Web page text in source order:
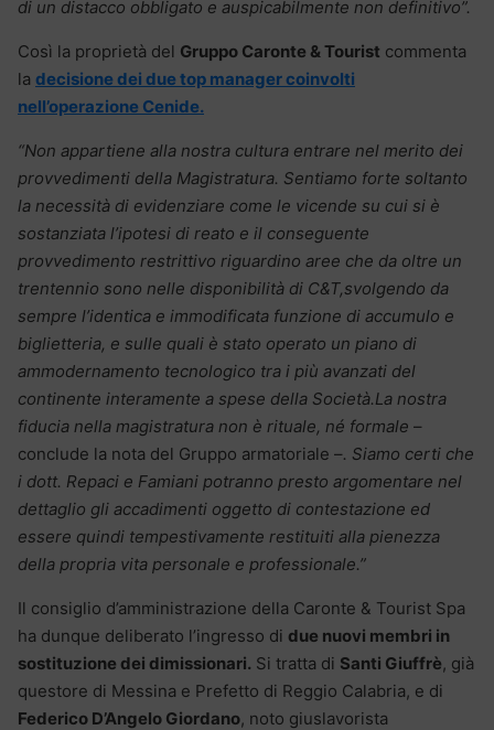
di un distacco obbligato e auspicabilmente non definitivo”.
Così la proprietà del Gruppo Caronte & Tourist commenta
la decisione dei due top manager coinvolti
nell’operazione Cenide.
“Non appartiene alla nostra cultura entrare nel merito dei
provvedimenti della Magistratura. Sentiamo forte soltanto
la necessità di evidenziare come le vicende su cui si è
sostanziata l’ipotesi di reato e il conseguente
provvedimento restrittivo riguardino aree che da oltre un
trentennio sono nelle disponibilità di C&T,svolgendo da
sempre l’identica e immodificata funzione di accumulo e
biglietteria, e sulle quali è stato operato un piano di
ammodernamento tecnologico tra i più avanzati del
continente interamente a spese della Società.La nostra
fiducia nella magistratura non è rituale, né formale –
conclude la nota del Gruppo armatoriale –. Siamo certi che
i dott. Repaci e Famiani potranno presto argomentare nel
dettaglio gli accadimenti oggetto di contestazione ed
essere quindi tempestivamente restituiti alla pienezza
della propria vita personale e professionale.”
Il consiglio d’amministrazione della Caronte & Tourist Spa
ha dunque deliberato l’ingresso di due nuovi membri in
sostituzione dei dimissionari. Si tratta di Santi Giuffrè, già
questore di Messina e Prefetto di Reggio Calabria, e di
Federico D’Angelo Giordano, noto giuslavorista